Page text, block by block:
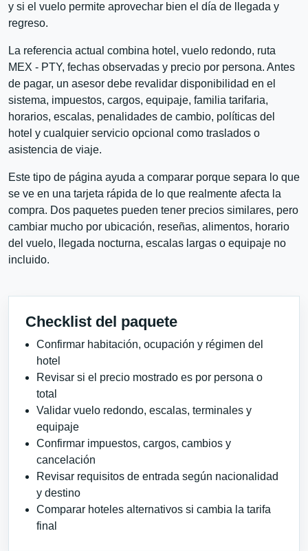
y si el vuelo permite aprovechar bien el día de llegada y
regreso.
La referencia actual combina hotel, vuelo redondo, ruta
MEX - PTY, fechas observadas y precio por persona. Antes
de pagar, un asesor debe revalidar disponibilidad en el
sistema, impuestos, cargos, equipaje, familia tarifaria,
horarios, escalas, penalidades de cambio, políticas del
hotel y cualquier servicio opcional como traslados o
asistencia de viaje.
Este tipo de página ayuda a comparar porque separa lo que
se ve en una tarjeta rápida de lo que realmente afecta la
compra. Dos paquetes pueden tener precios similares, pero
cambiar mucho por ubicación, reseñas, alimentos, horario
del vuelo, llegada nocturna, escalas largas o equipaje no
incluido.
Checklist del paquete
Confirmar habitación, ocupación y régimen del
hotel
Revisar si el precio mostrado es por persona o
total
Validar vuelo redondo, escalas, terminales y
equipaje
Confirmar impuestos, cargos, cambios y
cancelación
Revisar requisitos de entrada según nacionalidad
y destino
Comparar hoteles alternativos si cambia la tarifa
final